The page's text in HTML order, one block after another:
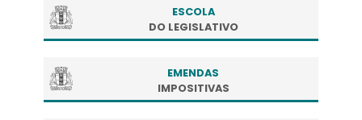
ESCOLA
DO LEGISLATIVO
EMENDAS
IMPOSITIVAS